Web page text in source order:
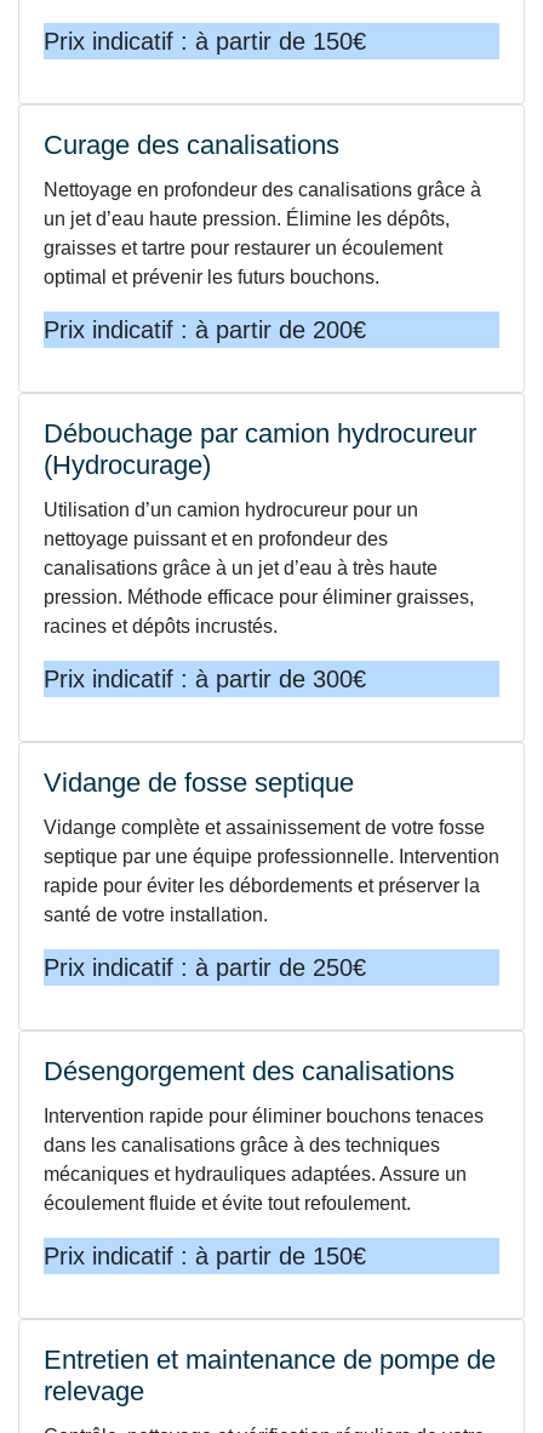
Prix indicatif : à partir de 150€
Curage des canalisations
Nettoyage en profondeur des canalisations grâce à
un jet d’eau haute pression. Élimine les dépôts,
graisses et tartre pour restaurer un écoulement
optimal et prévenir les futurs bouchons.
Prix indicatif : à partir de 200€
Débouchage par camion hydrocureur
(Hydrocurage)
Utilisation d’un camion hydrocureur pour un
nettoyage puissant et en profondeur des
canalisations grâce à un jet d’eau à très haute
pression. Méthode efficace pour éliminer graisses,
racines et dépôts incrustés.
Prix indicatif : à partir de 300€
Vidange de fosse septique
Vidange complète et assainissement de votre fosse
septique par une équipe professionnelle. Intervention
rapide pour éviter les débordements et préserver la
santé de votre installation.
Prix indicatif : à partir de 250€
Désengorgement des canalisations
Intervention rapide pour éliminer bouchons tenaces
dans les canalisations grâce à des techniques
mécaniques et hydrauliques adaptées. Assure un
écoulement fluide et évite tout refoulement.
Prix indicatif : à partir de 150€
Entretien et maintenance de pompe de
relevage